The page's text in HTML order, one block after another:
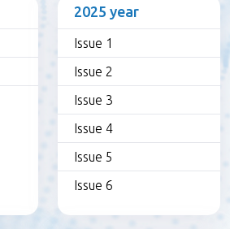
2025 year
Issue 1
Issue 2
Issue 3
Issue 4
Issue 5
Issue 6